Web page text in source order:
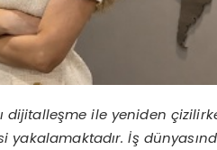
dijitalleşme ile yeniden
yakalamaktadır. İş